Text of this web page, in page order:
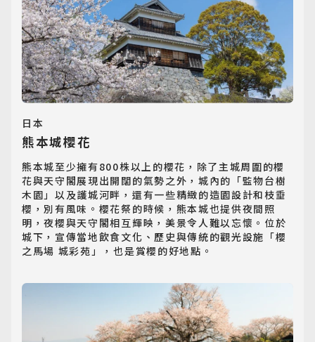
客製旅遊
Customized Tour
日本
熊本城櫻花
熊本城至少擁有800株以上的櫻花，除了主城周圍的櫻
花與天守閣展現出開闊的氣勢之外，城內的「監物台樹
木園」以及護城河畔，還有一些精緻的造園設計和枝垂
櫻，別有風味。櫻花祭的時候，熊本城也提供夜間照
明，夜櫻與天守閣相互輝映，美景令人難以忘懷。位於
城下，宣傳當地飲食文化、歷史與傳統的觀光設施「櫻
之馬場 城彩苑」，也是賞櫻的好地點。